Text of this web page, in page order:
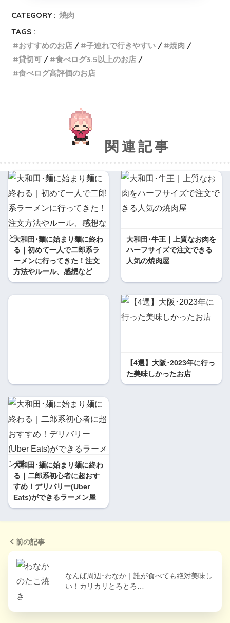
CATEGORY : 焼肉
TAGS :
おすすめのお店
子連れで行きやすい
焼肉
貸切可
食べログ3.5以上のお店
食べログ高評価のお店
関連記事
大和田･麺に始まり麺に終わ
る｜初めて一人で二郎系ラ
ーメンに行ってきた！注文
方法やルール、感想など
大和田･牛王｜上質なお肉を
ハーフサイズで注文できる
人気の焼肉屋
【4選】大阪･2023年に行っ
た美味しかったお店
大和田･麺に始まり麺に終わ
る｜二郎系初心者に超おす
すめ！デリバリー(Uber
Eats)ができるラーメン屋
前の記事
なんば周辺･わなか｜誰が食べても絶対美味し
い！カリカリとろとろ…